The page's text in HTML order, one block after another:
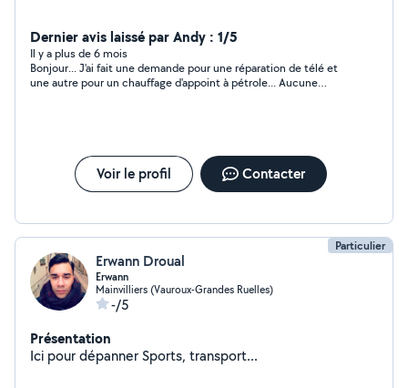
Dernier avis laissé par Andy : 1/5
Il y a plus de 6 mois
Bonjour... J'ai fait une demande pour une réparation de télé et
une autre pour un chauffage d'appoint à pétrole... Aucune
Voir le profil Contacter
Particulier
Erwann Droual
Erwann
Mainvilliers (Vauroux-Grandes Ruelles)
-/5
Présentation
Ici pour dépanner Sports, transport...